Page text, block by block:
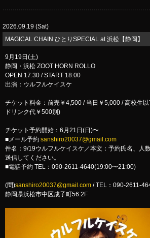
2026.09.19 (Sat)
MAGICAL CHAIN ひとりSPECIAL at 浜松【静岡】
9月19日(土)
静岡・浜松 ZOOT HORN ROLLO
OPEN 17:30 / START 18:00
出演：ウルフルケイスケ
チケット料金：前売￥4,500 / 当日￥5,000 / 高校生
ドリンク代￥500別)
チケット予約開始：6月21日(日)〜
■メール予約 sanshiro20037@gmail.com
件名：9/19ウルフルケイスケ／本文：予約氏名、人
送信してください。
■電話予約 TEL：090-2611-4640(19:00〜21:00)
(問)sanshiro20037@gmail.com / TEL：090-2611-
静岡県浜松市中区成子町56.2F